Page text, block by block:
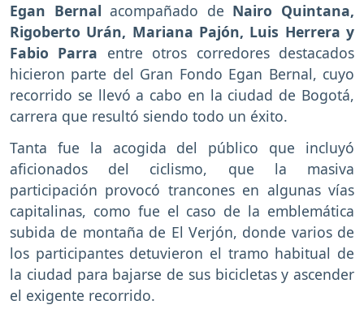
Egan Bernal acompañado de Nairo Quintana,
Rigoberto Urán, Mariana Pajón, Luis Herrera y
Fabio Parra entre otros corredores destacados
hicieron parte del Gran Fondo Egan Bernal, cuyo
recorrido se llevó a cabo en la ciudad de Bogotá,
carrera que resultó siendo todo un éxito.
Tanta fue la acogida del público que incluyó
aficionados del ciclismo, que la masiva
participación provocó trancones en algunas vías
capitalinas, como fue el caso de la emblemática
subida de montaña de El Verjón, donde varios de
los participantes detuvieron el tramo habitual de
la ciudad para bajarse de sus bicicletas y ascender
el exigente recorrido.